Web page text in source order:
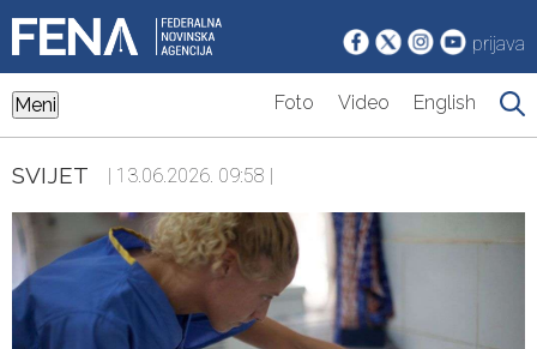
prijava
Meni Foto Video English
SVIJET | 13.06.2026. 09:58 |